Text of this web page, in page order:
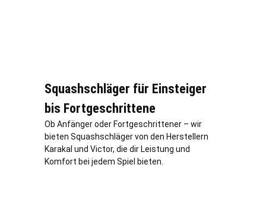
Squashschläger für Einsteiger
bis Fortgeschrittene
Ob Anfänger oder Fortgeschrittener – wir
bieten Squashschläger von den Herstellern
Karakal und Victor, die dir Leistung und
Komfort bei jedem Spiel bieten.